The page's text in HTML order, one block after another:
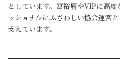
としています。富裕層やVIPに高
ッショナルにふさわしい協会運営
支えています。